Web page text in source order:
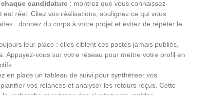
candidature : montrez que vous connaissez
est réel. Citez vos réalisations, soulignez ce qui vous
: donnez du corps à votre projet et évitez de répéter le
leur place : elles ciblent ces postes jamais publiés,
Appuyez-vous sur votre réseau pour mettre votre profil en
en place un tableau de suivi pour synthétiser vos
vos relances et analyser les retours reçus. Cette